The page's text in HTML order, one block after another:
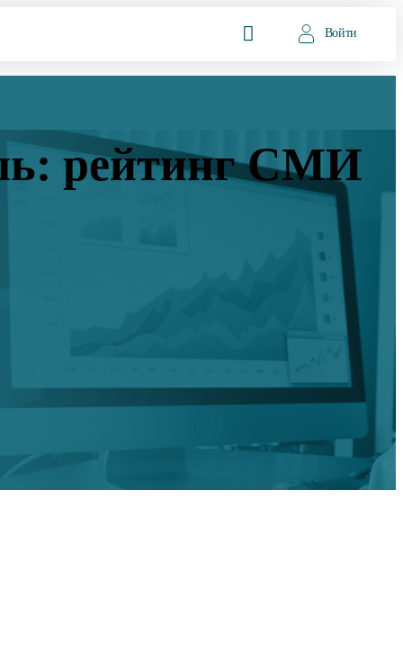
Войти
рейтинг СМИ